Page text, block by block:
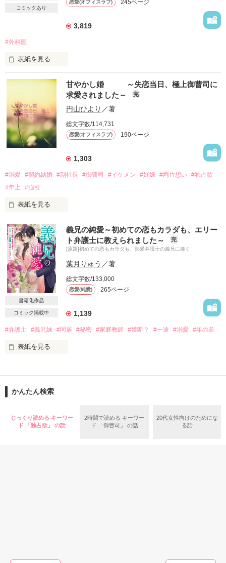
コミックあり
恋愛(オフィスラブ) 245ページ
3,819
#外科医
表紙を見る
★木村　優里（きむら　ゆり）　２７歳
商社勤務のOL
×
★四条　玲人（しじょう　れいと）３２歳
脳神経外科医
2023.8.31 公開
☆素敵なレビューどうもありがとう
作品を読む
甘やかし婚 ～失恋当日、極上御曹司に
求愛されました～
完
円山ひより ／著
総文字数/114,731
恋愛(オフィスラブ) 190ページ
1,303
#溺愛 #契約結婚 #副社長 #御曹司 #イケメン #妊娠 #両片想い #独占欲
#年上
#強引
表紙を見る
倉戸沙也（くらと　さや）
佐月製菓株式会社総務課勤務 ２８歳
✕
響谷郁（ひびきや かおる）
響谷ホールディングス副社長 ３０歳
元恋人の結婚報告を受けた帰り道、出会ったあなた。
『お前を甘やかしたい』
書籍化作品
コミック掲載中
義兄の純愛～初めての恋もカラダも、エリー
ト弁護士に教えられました～
完
[原題]初めての恋もカラダも、熱愛弁護士の義兄に捧ぐ
葉月りゅう ／著
総文字数/133,000
恋愛(純愛) 265ページ
1,139
#弁護士 #義兄妹 #同居 #秘密 #家庭教師 #禁断？ #一途 #溺愛 #年の差
表紙を見る
突然の親の再婚で、大好きな弁護士の彼と
想いを諦めようとしたのに、
もう義兄妹なんかじゃいられない。
かんたん検索
じっくり読める キーワー
ド 「独占欲」 の話
2時間で読める キーワー
ド 「御曹司」 の話
20代女性向けのためにな
る話